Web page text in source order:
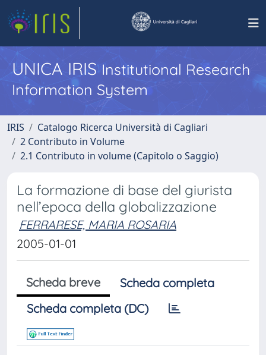
UNICA IRISInstitutional Research
Information System
IRIS
Catalogo Ricerca Università di Cagliari
2 Contributo in Volume
2.1 Contributo in volume (Capitolo o Saggio)
La formazione di base del giurista
nell’epoca della globalizzazione
FERRARESE, MARIA ROSARIA
2005-01-01
Scheda breve
Scheda completa
Scheda completa (DC)